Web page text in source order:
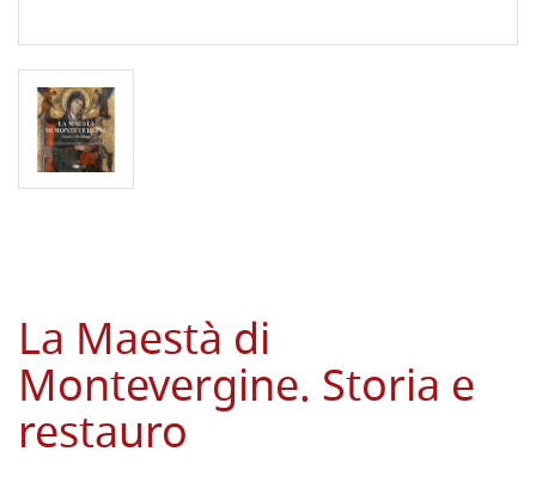
La Maestà di
Montevergine. Storia e
restauro